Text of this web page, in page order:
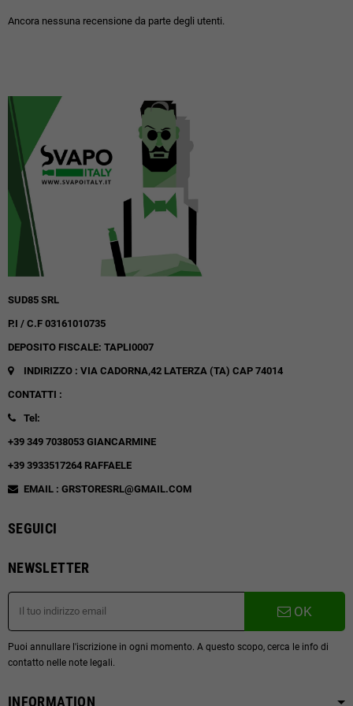
Ancora nessuna recensione da parte degli utenti.
SUD85 SRL
P.I / C.F 03161010735
DEPOSITO FISCALE: TAPLI0007
INDIRIZZO : VIA CADORNA,42 LATERZA (TA) CAP 74014
CONTATTI :
Tel:
+39 349 7038053 GIANCARMINE
+39 3933517264 RAFFAELE
EMAIL : GRSTORESRL@GMAIL.COM
SEGUICI
NEWSLETTER
OK
Puoi annullare l'iscrizione in ogni momento. A questo scopo, cerca le info di
contatto nelle note legali.
INFORMATION